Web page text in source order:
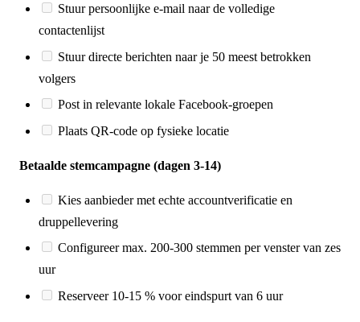
Stuur persoonlijke e-mail naar de volledige
contactenlijst
Stuur directe berichten naar je 50 meest betrokken
volgers
Post in relevante lokale Facebook-groepen
Plaats QR-code op fysieke locatie
Betaalde stemcampagne (dagen 3-14)
Kies aanbieder met echte accountverificatie en
druppellevering
Configureer max. 200-300 stemmen per venster van zes
uur
Reserveer 10-15 % voor eindspurt van 6 uur